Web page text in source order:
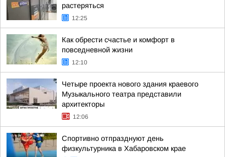
растеряться
12:25
Как обрести счастье и комфорт в
повседневной жизни
12:10
Четыре проекта нового здания краевого
Музыкального театра представили
архитекторы
12:06
Спортивно отпразднуют день
физкультурника в Хабаровском крае